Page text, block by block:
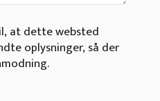
at dette websted
oplysninger, så der